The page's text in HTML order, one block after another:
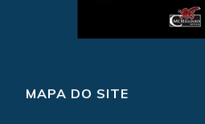
MAPA DO SITE